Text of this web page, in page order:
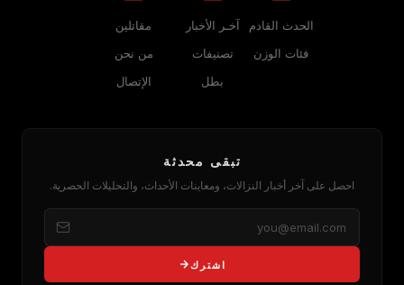
الحدث القادم
فئات الوزن
آخـر الأخبار
تصنيفات
بطل
مقاتلين
من نحن
الإتصال
تبقى محدثة
احصل على آخر أخبار النزالات، ومعاينات الأحداث، والتحليلات الحصرية.
اشترك